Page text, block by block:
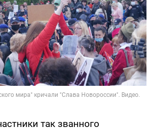
так званного